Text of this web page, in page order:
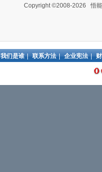
Copyright ©2008-2026 悟
我们是谁 | 联系方法 | 企业宪法 |